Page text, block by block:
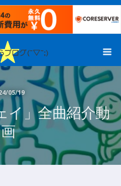
05/19
イ」全曲紹介動
画